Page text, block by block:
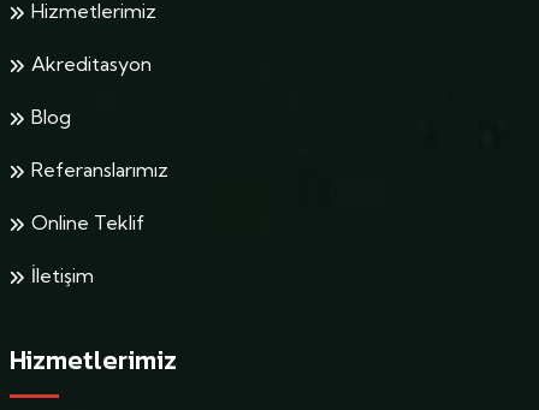
Hizmetlerimiz
Akreditasyon
Blog
Referanslarımız
Online Teklif
İletişim
Hizmetlerimiz